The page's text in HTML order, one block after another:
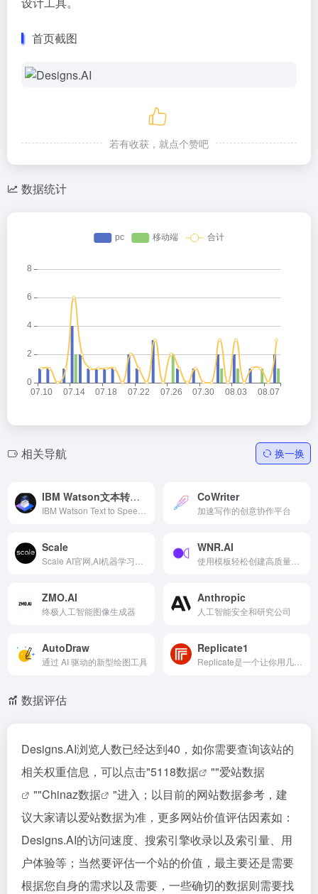
首页截图
若有收获，就点个赞吧
数据统计
相关导航 换一换
IBM Watson文本转语音 CoWriter
加速写作的创意协作平台
Scale WNR.AI
ZMO.AI
终极人工智能图像生成器
Anthropic
人工智能安全和研究公司
AutoDraw
通过 AI 驱动的新型绘图工具
Replicate1
数据评估
Designs.AI浏览人数已经达到40，如你需要查询该站的
相关权重信息，可以点击"5118数据 ""爱站数据
""Chinaz数据
"进入；以目前的网站数据参考，建
议大家请以爱站数据为准，更多网站价值评估因素如：
Designs.AI的访问速度、搜索引擎收录以及索引量、用
户体验等；当然要评估一个站的价值，最主要还是需要
根据您自身的需求以及需要，一些确切的数据则需要找